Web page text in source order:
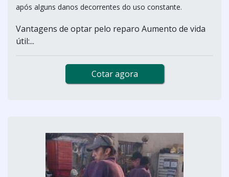
após alguns danos decorrentes do uso constante.
Vantagens de optar pelo reparo Aumento de vida
útil:...
Cotar agora